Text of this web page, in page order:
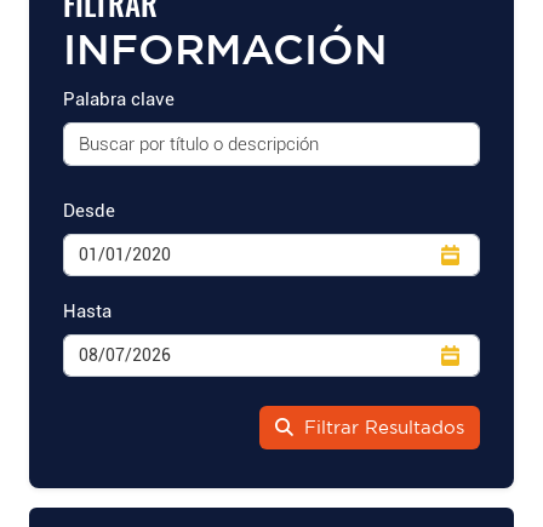
INFORMACIÓN
Palabra clave
Desde
Hasta
Filtrar Resultados